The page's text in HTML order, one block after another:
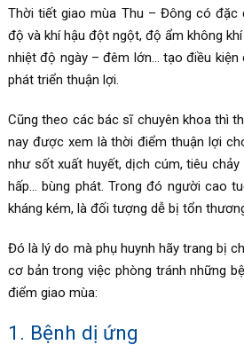
Thời tiết giao mùa Thu – Đông có đặc
độ và khí hậu đột ngột, độ ẩm không
nhiệt độ ngày – đêm lớn… tạo điều kiện
phát triển thuận lợi.
Cũng theo các bác sĩ chuyên khoa thì
nay được xem là thời điểm thuận lợi
như sốt xuất huyết, dịch cúm, tiêu
hấp… bùng phát. Trong đó người cao
kháng kém, là đối tượng dễ bị tổn
Đó là lý do mà phụ huynh hãy trang bị
cơ bản trong việc phòng tránh những
điểm giao mùa:
1. Bệnh dị ứng